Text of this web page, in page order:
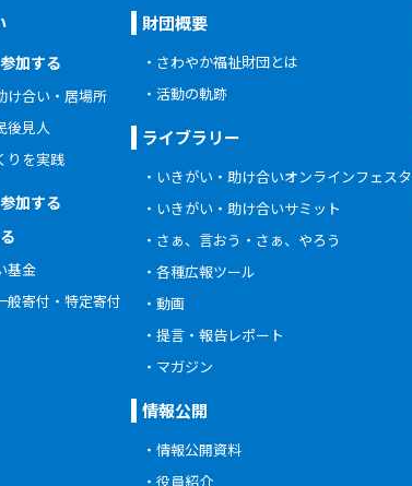
加する
け合い・居場所
後見人
りを実践
加する
基金
般寄付・特定寄付
財団概要
さわやか福祉財団とは
活動の軌跡
ライブラリー
いきがい・助け合いオンラインフェスタ
いきがい・助け合いサミット
さぁ、言おう・さぁ、やろう
各種広報ツール
動画
提言・報告レポート
マガジン
情報公開
情報公開資料
役員紹介